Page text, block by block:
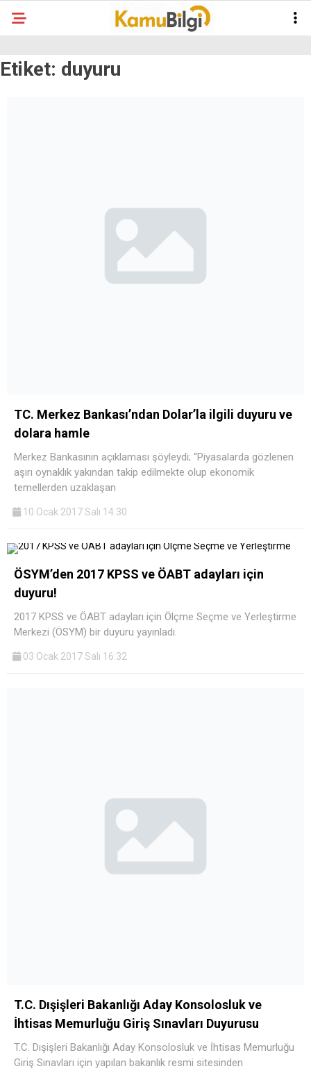
Etiket: duyuru
TC. Merkez Bankası’ndan Dolar’la ilgili duyuru ve
dolara hamle
Merkez Bankasının açıklaması şöyleydi; “Piyasalarda gözlenen
aşırı oynaklık yakından takip edilmekte olup ekonomik
temellerden uzaklaşan
10 Ocak 2017 Salı 14:30
ÖSYM’den 2017 KPSS ve ÖABT adayları için
duyuru!
2017 KPSS ve ÖABT adayları için Ölçme Seçme ve Yerleştirme
Merkezi (ÖSYM) bir duyuru yayınladı.
03 Ocak 2017 Salı 16:32
T.C. Dışişleri Bakanlığı Aday Konsolosluk ve
İhtisas Memurluğu Giriş Sınavları Duyurusu
T.C. Dışişleri Bakanlığı Aday Konsolosluk ve İhtisas Memurluğu
Giriş Sınavları için yapılan bakanlık resmi sitesinden